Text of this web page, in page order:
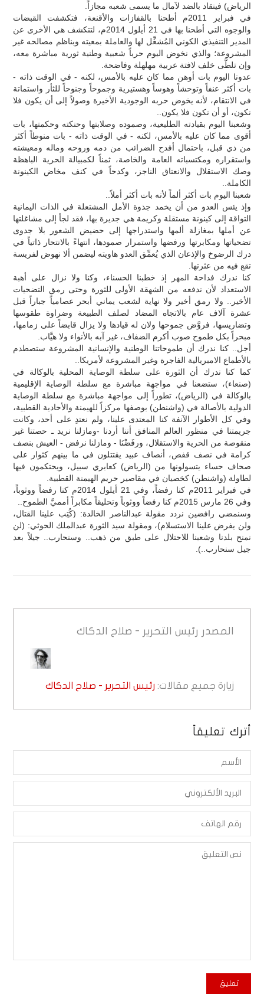
الرياض) فينقاد بالضد لآمال ما يسمى شعبه مجازاً.
في فبراير 2011م أطحنا بالقفازات والأقنعة، فتكشفت القبضات
والوجوه التي أطحنا بها في 21 أيلول 2014م، لتتكشف هي الأخرى عن
المدير التنفيذي الكوني المُشغِّل لها والعاملة بمعيته وبناظم مصالحه غير
المشروعة؛ والذي نخوض اليوم حرباً شعبية وطنية ثورية مباشرة معه،
وإن تلطَّى خلف لافتة عربية مهلهلة وفاضحة.
عدونا اليوم بات أوهن مما كان عليه بالأمس، لكنه - في الوقت ذاته -
بات أكثر عنفاً وتوحشاً وهوساً وهستيرية وجموحاً وجنوحاً للثأر واستماتة
في الانتقام، لأنه يخوض حربه الوجودية الأخيرة وصولاً إلى أن يكون فلا
نكون، أو أن نكون فلا يكون..
وشعبنا اليوم بقيادته الطليعية، وصموده وصلابتها وحنكته وحكمتها، بات
أقوى مما كان عليه بالأمس، لكنه - في الوقت ذاته - بات منوطاً أكثر
من ذي قبل، باحتمال أفدح الضرائب من دمه وروحه وماله ومعيشته
واستقراره ومكتسباته العامة والخاصة، ثمناً لكمبيالة الحرية الباهظة
وصك الاستقلال والانعتاق الناجز، وكدحاً في كنف مخاض الكينونة
الكاملة..
شعبنا اليوم بات أكثر ألماً لأنه بات أكثر أملاً..
وإذ يئس العدو من أن يخمد جذوة الأمل المشتعلة في الذات اليمانية
التواقة إلى كينونة مستقلة وكريمة هي جديرة بها، فقد لجأ إلى مشاغلتها
عن أملها بمغازلة ألمها واستدراجها إلى حضيض الشعور بلا جدوى
تضحياتها ومكابرتها ورفضها واستمرار صمودها، انتهاءً بالانتحار ذاتياً في
درك الرضوخ والإذعان الذي يُعمِّق العدو هاويته ليضمن ألا نهوض لفريسة
تقع فيه من عثرتها.
كنا ندرك فداحة المهر إذ خطبنا الحسناء، وكنا ولا نزال على أهبة
الاستعداد لأن ندفعه من الشهقة الأولى للثورة وحتى رمق التضحيات
الأخير.. ولا رمق أخير ولا نهاية لشعب يماني أبحر عصامياً جباراً قبل
عشرة آلاف عام بالاتجاه المضاد لصلف الطبيعة وضراوة طقوسها
وتضاريسها، فروَّض جموحها ولان له قيادها ولا يزال قابضاً على زمامها،
مبحراً بكل طموح صوب أكرم الضفاف، غير آبه بالأنواء ولا هيَّاب.
أجل.. كنا ندرك أن طموحاتنا الوطنية والإنسانية المشروعة ستصطدم
بالأطماع الامبريالية الفاجرة وغير المشروعة لأمريكا..
كما كنا ندرك أن الثورة على سلطة الوصاية المحلية بالوكالة في
(صنعاء)، ستضعنا في مواجهة مباشرة مع سلطة الوصاية الإقليمية
بالوكالة في (الرياض)، تطوراً إلى مواجهة مباشرة مع سلطة الوصاية
الدولية بالأصالة في (واشنطن) بوصفها مركزاً للهيمنة والأحادية القطبية،
وفي كل الأطوار الآنفة كنا المعتدى علينا، ولم نعتدِ على أحد، وكانت
جريمتنا في منظور العالم المنافق أننا أردنا -ومازلنا نريد ـ حصتنا غير
منقوصة من الحرية والاستقلال، ورفَضْنَا - ومازلنا نرفض - العيش بنصف
كرامة في نصف قفص، أنصاف عبيد يقتتلون في ما بينهم كثوار على
صحاف حساء يتسولونها من (الرياض) كعابري سبيل، ويحتكمون فيها
لطاولة (واشنطن) كخصيان في مقاصير حريم الهيمنة القطبية.
في فبراير 2011م كنا رفضاً، وفي 21 أيلول 2014م كنا رفضاً ووثوباً،
وفي 26 مارس 2015م كنا رفضاً ووثوباً وتحليقاً مكابراً أمميَّ الطموح..
وسنمضي رافضين نردد مقولة عبدالناصر الخالدة: (كُتِب علينا القتال،
ولن يفرض علينا الاستسلام)، ومقولة سيد الثورة عبدالملك الحوثي: (لن
نمنح بلدنا وشعبنا للاحتلال على طبق من ذهب.. وسنحارب.. جيلاً بعد
جيل سنحارب..).
المصدر رئيس التحرير - صلاح الدكاك
زيارة جميع مقالات: رئيس التحرير - صلاح الدكاك
أترك تعليقاً